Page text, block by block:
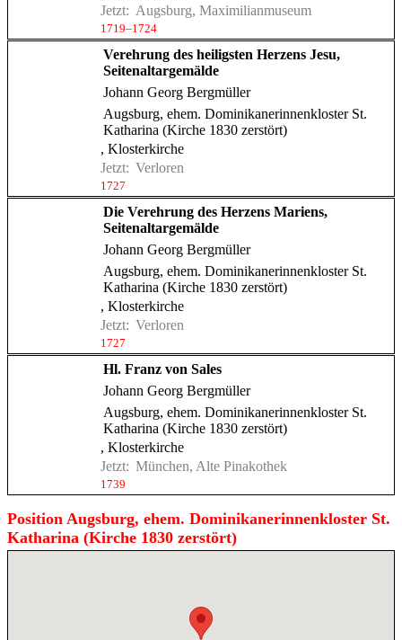
Jetzt: Augsburg, Maximilianmuseum
1719–1724
Verehrung des heiligsten Herzens Jesu,
Seitenaltargemälde
Johann Georg Bergmüller
Augsburg, ehem. Dominikanerinnenkloster St.
Katharina (Kirche 1830 zerstört)
, Klosterkirche
Jetzt: Verloren
1727
Die Verehrung des Herzens Mariens,
Seitenaltargemälde
Johann Georg Bergmüller
Augsburg, ehem. Dominikanerinnenkloster St.
Katharina (Kirche 1830 zerstört)
, Klosterkirche
Jetzt: Verloren
1727
Hl. Franz von Sales
Johann Georg Bergmüller
Augsburg, ehem. Dominikanerinnenkloster St.
Katharina (Kirche 1830 zerstört)
, Klosterkirche
Jetzt: München, Alte Pinakothek
1739
Position Augsburg, ehem. Dominikanerinnenkloster St.
Katharina (Kirche 1830 zerstört)